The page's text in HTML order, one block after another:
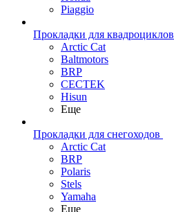
Piaggio
Прокладки для квадроциклов
Arctic Cat
Baltmotors
BRP
CECTEK
Hisun
Еще
Прокладки для снегоходов
Arctic Cat
BRP
Polaris
Stels
Yamaha
Еще